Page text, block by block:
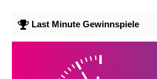
Last Minute Gewinnspiele